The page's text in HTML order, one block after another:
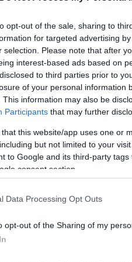
opt-out of the sale, sharing to
for targeted advertising
selection. Please note that after
interest-based ads based on
to third parties prior to
of your personal information
This information may also be
Participants that may further
that this website/app uses one or
but not limited to your
to Google and its third-party
consent section.
Data Processing Opt Outs
opt-out of the Sharing of my
απόφαση για την 4η
εδώ και τρεις
χώρους
για τον
του εμβολίου κατά του
Εμβολιασμών
αναμνηστική δόση σε
θα ανοίξει για όλους